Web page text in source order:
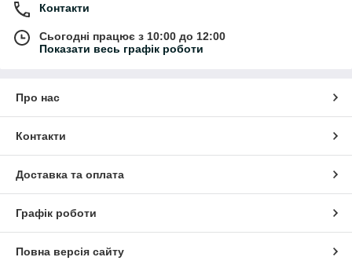
Контакти
Сьогодні працює з 10:00 до 12:00
Показати весь графік роботи
Про нас
Контакти
Доставка та оплата
Графік роботи
Повна версія сайту